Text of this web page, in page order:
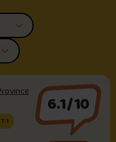
commentaires
par type de poutine
6.1/10